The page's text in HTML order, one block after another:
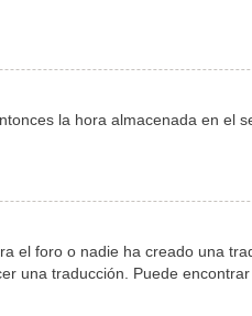
la hora almacenada en el
el foro o nadie ha creado una
una traducción. Puede